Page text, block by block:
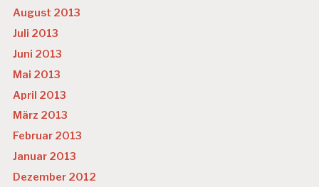
August 2013
Juli 2013
Juni 2013
Mai 2013
April 2013
März 2013
Februar 2013
Januar 2013
Dezember 2012